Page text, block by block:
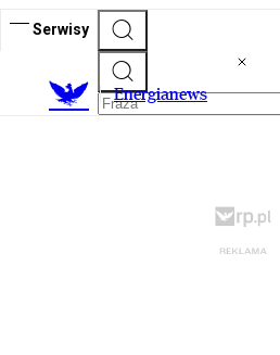
Serwisy
Energianews